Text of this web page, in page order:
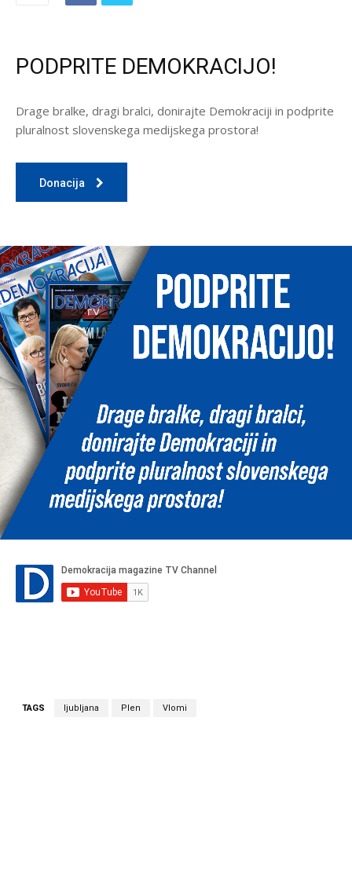
PODPRITE DEMOKRACIJO!
Drage bralke, dragi bralci, donirajte Demokraciji in podprite
pluralnost slovenskega medijskega prostora!
Donacija
TAGS ljubljana Plen Vlomi